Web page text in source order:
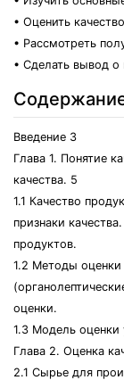
• Оценить
• Рассмотреть
• Сделать вывод о
Введение 3
Глава 1. Понятие
качества. 5
1.1 Качество
признаки
продуктов.
1.2 Методы оценки
оценки.
1.3 Модель оценки
Глава 2. Оценка
2.1 Сырье для